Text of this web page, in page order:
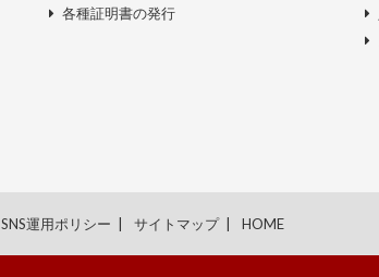
各種証明書の発行
SNS運用ポリシー サイトマップ HOME